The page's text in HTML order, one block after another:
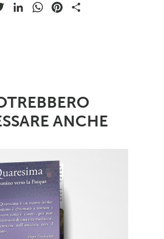
TwitterLinkedInWhatsAppPinterest
ANCHE